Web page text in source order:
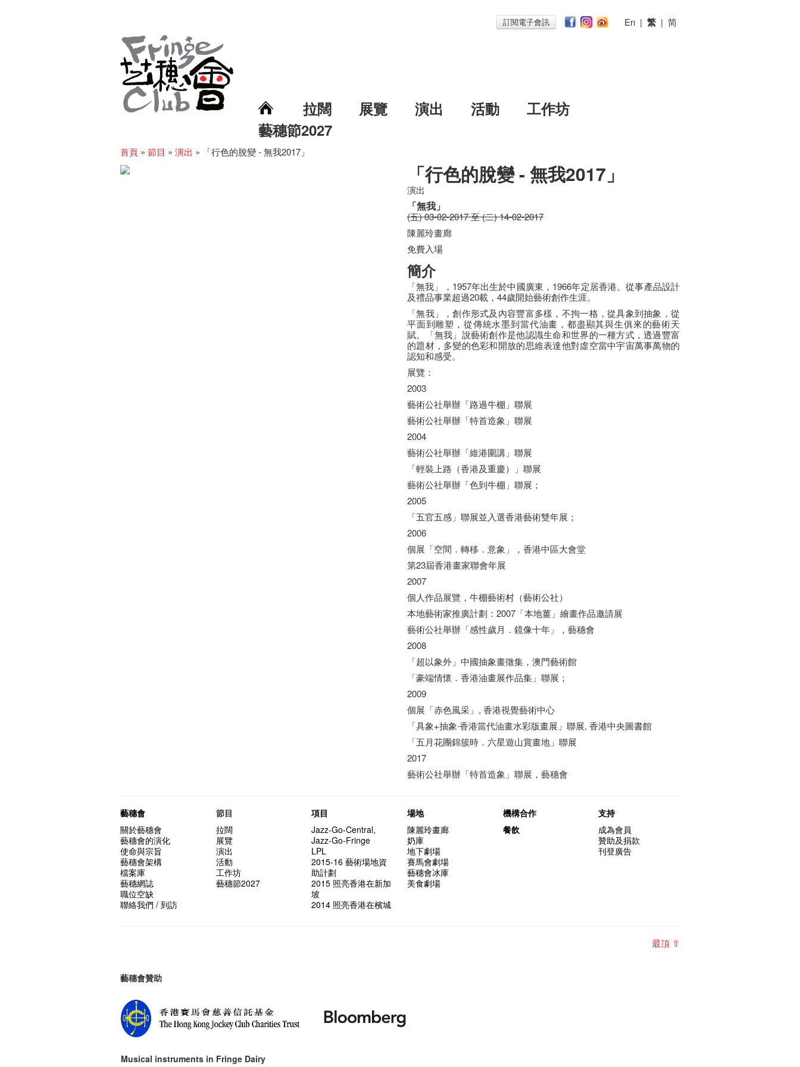
訂閱電子會訊 En | 繁 | 简
拉闊 展覽 演出 活動
工作坊
藝穗節2027
首頁 » 節目 » 演出 » 「行色的脫變 - 無我2017」
「行色的脫變 - 無我2017」
演出
「無我」
(五) 03-02-2017 至 (二) 14-02-2017
陳麗玲畫廊
免費入場
簡介
「無我」，1957年出生於中國廣東，1966年定居香港。從事產品設計
及禮品事業超過20載，44歲開始藝術創作生涯。
「無我」，創作形式及內容豐富多樣，不拘一格，從具象到抽象，從
平面到雕塑，從傳統水墨到當代油畫，都盡顯其與生俱來的藝術天
賦。「無我」說藝術創作是他認識生命和世界的一種方式，透過豐富
的題材，多變的色彩和開放的思維表達他對虛空當中宇宙萬事萬物的
認知和感受。
展覽：
2003
藝術公社舉辦「路過牛棚」聯展
藝術公社舉辦「特首造象」聯展
2004
藝術公社舉辦「維港圍講」聯展
「輕裝上路（香港及重慶）」聯展
藝術公社舉辦「色到牛棚」聯展；
2005
「五官五感」聯展並入選香港藝術雙年展；
2006
個展「空間．轉移．意象」，香港中區大會堂
第23屆香港畫家聯會年展
2007
個人作品展覽，牛棚藝術村（藝術公社）
本地藝術家推廣計劃：2007「本地薑」繪畫作品邀請展
藝術公社舉辦「感性歲月．鏡像十年」，藝穗會
2008
「超以象外」中國抽象畫徵集，澳門藝術館
「豪端情懷．香港油畫展作品集」聯展；
2009
個展「赤色風采」, 香港視覺藝術中心
「具象+抽象∙香港當代油畫水彩版畫展」聯展, 香港中央圖書館
「五月花團錦簇時．六星遊山賞畫地」聯展
2017
藝術公社舉辦「特首造象」聯展，藝穗會
藝穗會
關於藝穗會
藝穗會的演化
使命與宗旨
藝穗會架構
檔案庫
藝穗網誌
職位空缺
聯絡我們 / 到訪
節目
拉闊
展覽
演出
活動
工作坊
藝穗節2027
項目
Jazz-Go-Central,
Jazz-Go-Fringe
LPL
2015-16 藝術場地資
助計劃
2015 照亮香港在新加
坡
2014 照亮香港在檳城
場地
陳麗玲畫廊
奶庫
地下劇場
賽馬會劇場
藝穗會冰庫
美食劇場
機構合作
餐飲
支持
成為會員
贊助及捐款
刊登廣告
最頂 ⇧
藝穗會贊助
Musical instruments in Fringe Dairy